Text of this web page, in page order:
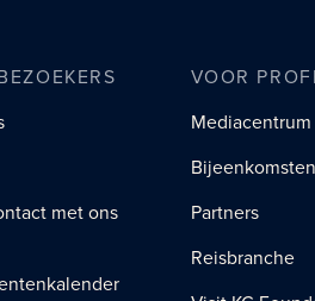
met ons
VOOR
Mediacentrum
Bijeenkomsten
Partners
Reisbranche